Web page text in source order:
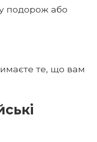
подорож або
те, що вам